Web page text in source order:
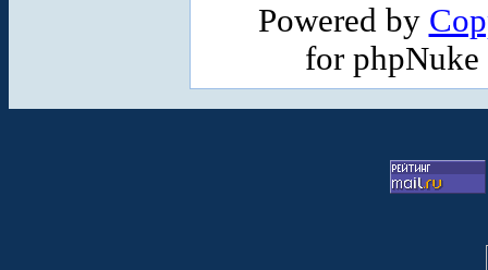
Powered by
for